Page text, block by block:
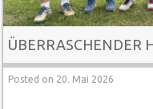
ÜBERRASCHENDER
Posted on 20. Mai 2026